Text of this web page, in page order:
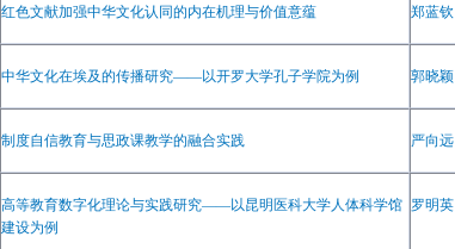
红色文献加强中华文化认同的内在机理与价值意蕴 郑蓝钦
中华文化在埃及的传播研究——以开罗大学孔子学院为例 郭晓颖
制度自信教育与思政课教学的融合实践 严向远
高等教育数字化理论与实践研究——以昆明医科大学人体科学馆
建设为例
罗明英